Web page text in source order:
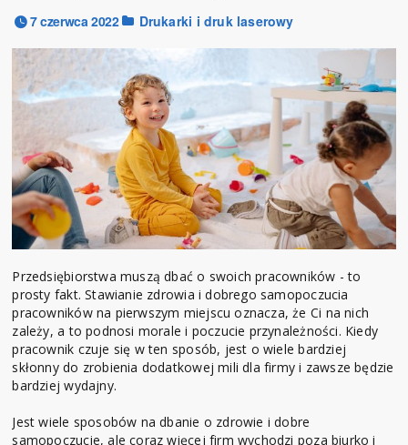
7 czerwca 2022 Drukarki i druk laserowy
Przedsiębiorstwa muszą dbać o swoich pracowników - to
prosty fakt. Stawianie zdrowia i dobrego samopoczucia
pracowników na pierwszym miejscu oznacza, że Ci na nich
zależy, a to podnosi morale i poczucie przynależności. Kiedy
pracownik czuje się w ten sposób, jest o wiele bardziej
skłonny do zrobienia dodatkowej mili dla firmy i zawsze będzie
bardziej wydajny.
Jest wiele sposobów na dbanie o zdrowie i dobre
samopoczucie, ale coraz więcej firm wychodzi poza biurko i